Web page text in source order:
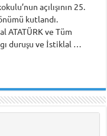
açılışının 25.
kutlandı.
ATATÜRK ve Tüm
duruşu ve İstiklal …